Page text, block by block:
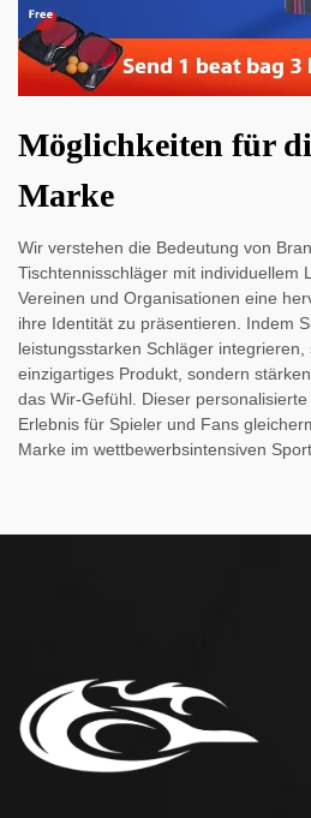
Möglichkeiten für
Marke
Wir verstehen die Bedeutung von
Tischtennisschläger mit individuellem
Vereinen und Organisationen eine
ihre Identität zu präsentieren. Indem
leistungsstarken Schläger
einzigartiges Produkt, sondern
das Wir-Gefühl. Dieser
Erlebnis für Spieler und Fans
Marke im wettbewerbsintensiven